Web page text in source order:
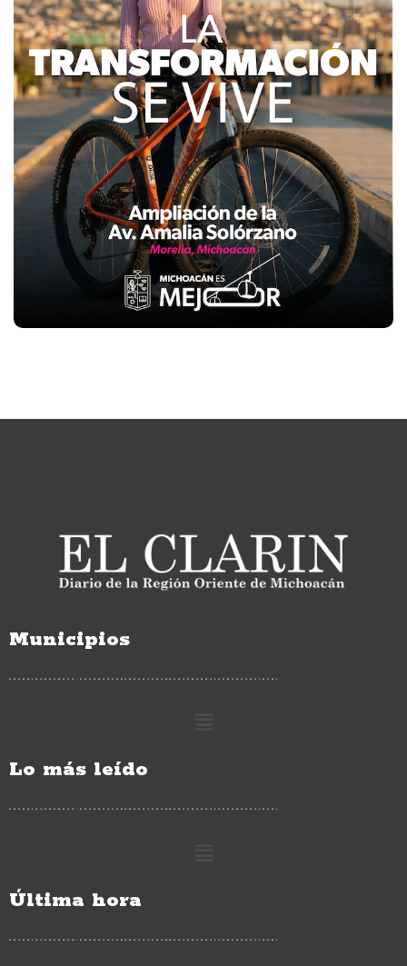
Municipios
Lo más leído
Última hora